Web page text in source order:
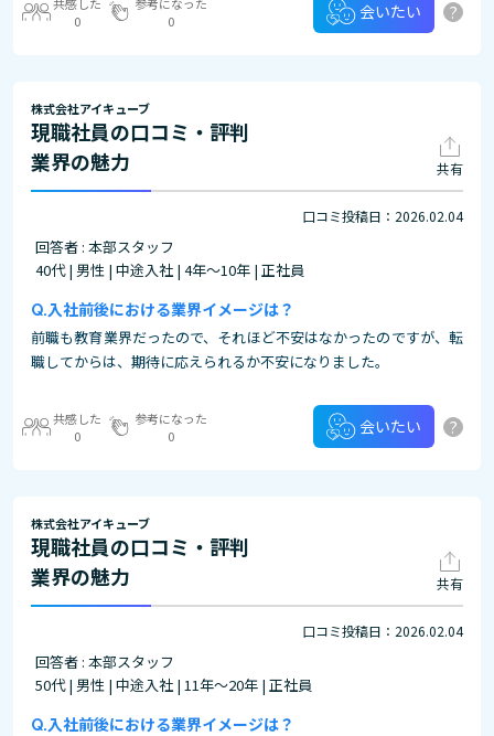
0
0
会いたい ?
株式会社アイキューブ
現職社員の口コミ・評判
業界の魅力
共有
口コミ投稿日：2026.02.04
回答者 : 本部スタッフ
40代 | 男性 | 中途入社 | 4年～10年 | 正社員
入社前後における業界イメージは？
前職も教育業界だったので、それほど不安はなかったのですが、転
職してからは、期待に応えられるか不安になりました。
共感した
0
参考になった
0
会いたい ?
株式会社アイキューブ
現職社員の口コミ・評判
業界の魅力
共有
口コミ投稿日：2026.02.04
回答者 : 本部スタッフ
50代 | 男性 | 中途入社 | 11年～20年 | 正社員
入社前後における業界イメージは？